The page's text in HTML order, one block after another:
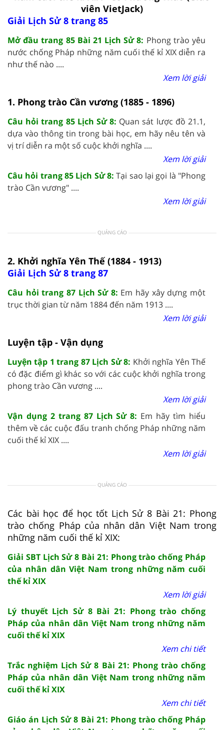
viên VietJack)
Giải Lịch Sử 8 trang 85
Mở đầu trang 85 Bài 21 Lịch Sử 8: Phong trào yêu
nước chống Pháp những năm cuối thế kỉ XIX diễn ra
như thế nào ....
Xem lời giải
1. Phong trào Cần vương (1885 - 1896)
Câu hỏi trang 85 Lịch Sử 8: Quan sát lược đồ 21.1,
dựa vào thông tin trong bài học, em hãy nêu tên và
vị trí diễn ra một số cuộc khởi nghĩa ....
Xem lời giải
Câu hỏi trang 85 Lịch Sử 8:Tại sao lại gọi là "Phong
trào Cần vương" ....
Xem lời giải
QUẢNG CÁO
2. Khởi nghĩa Yên Thế (1884 - 1913)
Giải Lịch Sử 8 trang 87
Câu hỏi trang 87 Lịch Sử 8: Em hãy xây dựng một
trục thời gian từ năm 1884 đến năm 1913 ....
Xem lời giải
Luyện tập - Vận dụng
Luyện tập 1 trang 87 Lịch Sử 8: Khởi nghĩa Yên Thế
có đặc điểm gì khác so với các cuộc khởi nghĩa trong
phong trào Cần vương ....
Xem lời giải
Vận dụng 2 trang 87 Lịch Sử 8: Em hãy tìm hiểu
thêm về các cuộc đấu tranh chống Pháp những năm
cuối thế kỉ XIX ....
Xem lời giải
QUẢNG CÁO
Các bài học để học tốt Lịch Sử 8 Bài 21: Phong
trào chống Pháp của nhân dân Việt Nam trong
những năm cuối thế kỉ XIX:
Giải SBT Lịch Sử 8 Bài 21: Phong trào chống Pháp
của nhân dân Việt Nam trong những năm cuối
thế kỉ XIX
Xem lời giải
Lý thuyết Lịch Sử 8 Bài 21: Phong trào chống
Pháp của nhân dân Việt Nam trong những năm
cuối thế kỉ XIX
Xem chi tiết
Trắc nghiệm Lịch Sử 8 Bài 21: Phong trào chống
Pháp của nhân dân Việt Nam trong những năm
cuối thế kỉ XIX
Xem chi tiết
Giáo án Lịch Sử 8 Bài 21: Phong trào chống Pháp